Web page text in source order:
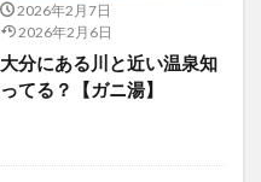
2026年2月7日
2026年2月6日
大分にある川と近い温泉知
ってる？【ガニ湯】